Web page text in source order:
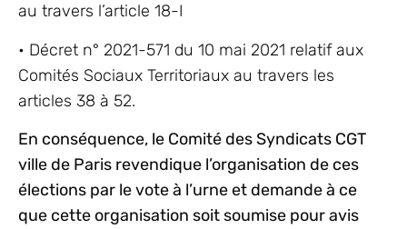
au travers l’article 18-I
• Décret n° 2021-571 du 10 mai 2021 relatif aux
Comités Sociaux Territoriaux au travers les
articles 38 à 52.
En conséquence, le Comité des Syndicats CGT
ville de Paris revendique l’organisation de ces
élections par le vote à l’urne et demande à ce
que cette organisation soit soumise pour avis